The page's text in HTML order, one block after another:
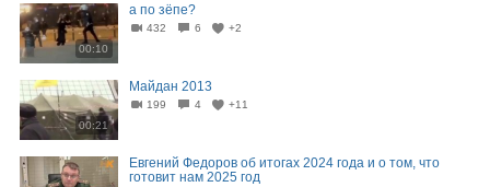
00:10
а по зёпе?
432 6 +2
00:21
Майдан 2013
199 4 +11
Евгений Федоров об итогах 2024 года и о том, что
готовит нам 2025 год